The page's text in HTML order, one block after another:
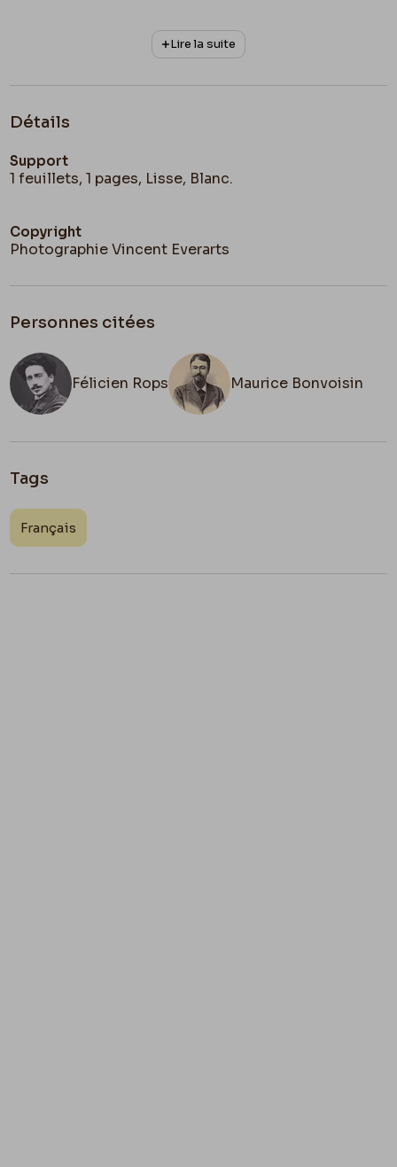
Lire la suite
Détails
Support
1 feuillets, 1 pages, Lisse, Blanc.
Copyright
Photographie Vincent Everarts
Personnes citées
Félicien Rops Maurice Bonvoisin
Tags
Français